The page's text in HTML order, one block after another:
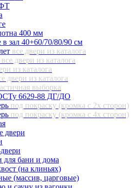
400 мм
зал 40+60/70/80/90 см
все двери из каталога
все двери из каталога
из каталога
двери из каталога
выборка
6629-88 ДГ/ДО
под покраску (кромка с 2х сторон)
под покраску (кромка с 4х сторон)
двери
для бани и дома
(на клиньях)
(массив, царговые)